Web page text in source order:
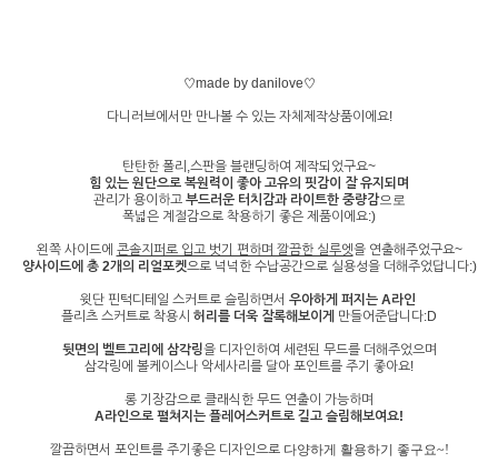
♡made by danilove♡
다니러브에서만 만나볼 수 있는 자체제작상품이에요!
탄탄한 폴리,스판을 블랜딩하여 제작되었구요~
힘 있는 원단으로 복원력이 좋아 고유의 핏감이 잘 유지되며
관리가 용이하고 부드러운 터치감과 라이트한 중량감으로
폭넓은 계절감으로 착용하기 좋은 제품이에요:)
왼쪽 사이드에 콘솔지퍼로 입고 벗기 편하며 깔끔한 실루엣을 연출해주었구요~
양사이드에 총 2개의 리얼포켓으로 넉넉한 수납공간으로 실용성을 더해주었답니다:)
윗단 핀턱디테일 스커트로 슬림하면서 우아하게 퍼지는 A라인
플리츠 스커트로 착용시 허리를 더욱 잘록해보이게 만들어준답니다:D
뒷면의 벨트고리에 삼각링을 디자인하여 세련된 무드를 더해주었으며
삼각링에 볼케이스나 악세사리를 달아 포인트를 주기 좋아요!
롱 기장감으로 클래식한 무드 연출이 가능하며
A라인으로 펼쳐지는 플레어스커트로 길고 슬림해보여요!
깔끔하면서 포인트를 주기좋은 디자인으로 다양하게 활용하기 좋구요~!